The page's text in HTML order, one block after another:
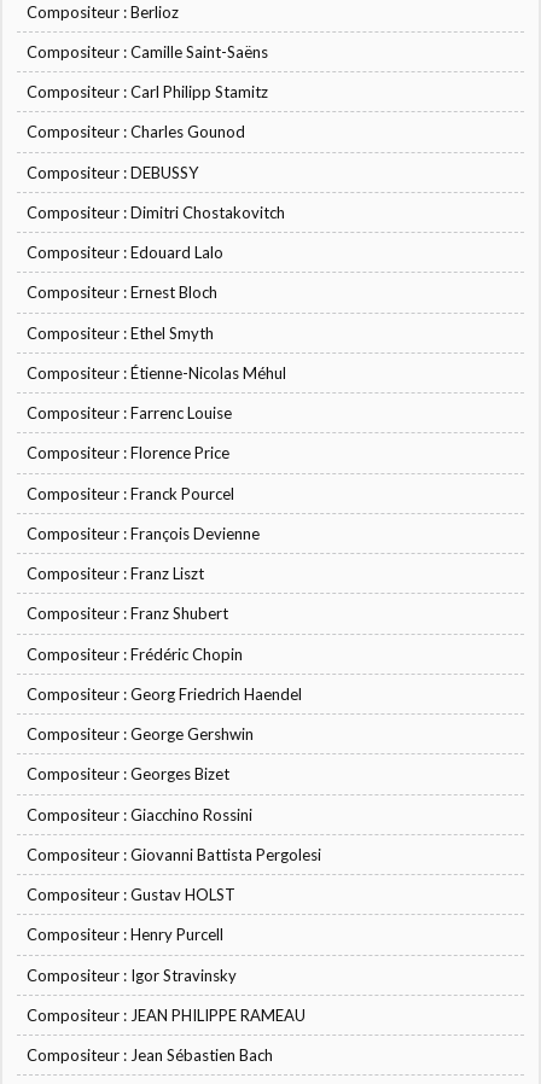
Compositeur : Berlioz
Compositeur : Camille Saint-Saëns
Compositeur : Carl Philipp Stamitz
Compositeur : Charles Gounod
Compositeur : DEBUSSY
Compositeur : Dimitri Chostakovitch
Compositeur : Edouard Lalo
Compositeur : Ernest Bloch
Compositeur : Ethel Smyth
Compositeur : Étienne-Nicolas Méhul
Compositeur : Farrenc Louise
Compositeur : Florence Price
Compositeur : Franck Pourcel
Compositeur : François Devienne
Compositeur : Franz Liszt
Compositeur : Franz Shubert
Compositeur : Frédéric Chopin
Compositeur : Georg Friedrich Haendel
Compositeur : George Gershwin
Compositeur : Georges Bizet
Compositeur : Giacchino Rossini
Compositeur : Giovanni Battista Pergolesi
Compositeur : Gustav HOLST
Compositeur : Henry Purcell
Compositeur : Igor Stravinsky
Compositeur : JEAN PHILIPPE RAMEAU
Compositeur : Jean Sébastien Bach